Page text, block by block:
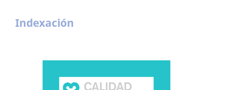
Indexación